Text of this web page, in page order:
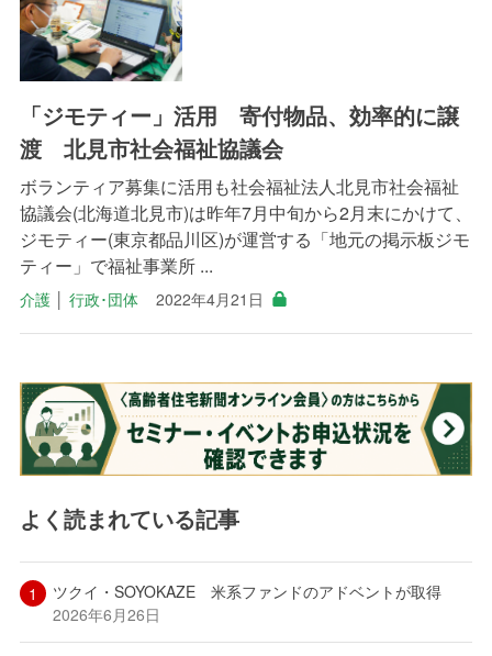
「ジモティー」活用 寄付物品、効率的に譲
渡 北見市社会福祉協議会
ボランティア募集に活用も社会福祉法人北見市社会福祉
協議会(北海道北見市)は昨年7月中旬から2月末にかけて、
ジモティー(東京都品川区)が運営する「地元の掲示板ジモ
ティー」で福祉事業所 ...
介護│ 行政･団体 2022年4月21日
よく読まれている記事
ツクイ・SOYOKAZE 米系ファンドのアドベントが取得
2026年6月26日